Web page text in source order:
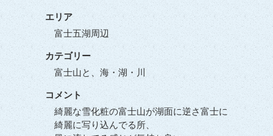
エリア
富士五湖周辺
カテゴリー
富士山と、海・湖・川
コメント
綺麗な雪化粧の富士山が湖面に逆さ富士に
綺麗に写り込んでる所、